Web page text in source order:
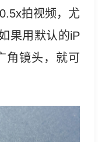
拍视频，尤
果用默认的iP
角镜头，就可